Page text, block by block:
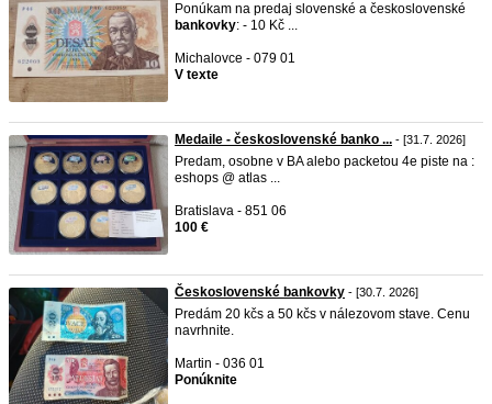
Ponúkam na predaj slovenské a československé
bankovky: - 10 Kč ...
Michalovce - 079 01
V texte
Medaile - československé banko ... - [31.7. 2026]
Predam, osobne v BA alebo packetou 4e piste na :
eshops @ atlas ...
Bratislava - 851 06
100 €
Československé bankovky - [30.7. 2026]
Predám 20 kčs a 50 kčs v nálezovom stave. Cenu
navrhnite.
Martin - 036 01
Ponúknite